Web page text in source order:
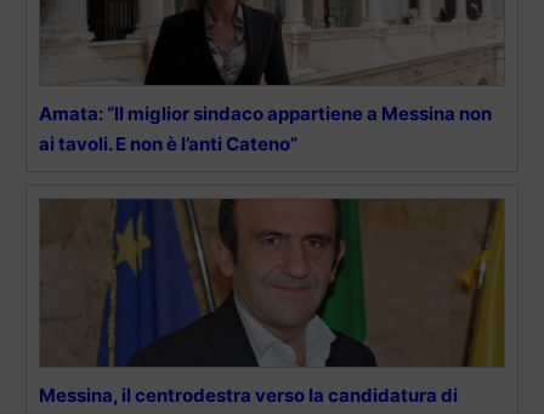
Amata: “Il miglior sindaco appartiene a Messina non
ai tavoli. E non è l’anti Cateno”
Messina, il centrodestra verso la candidatura di